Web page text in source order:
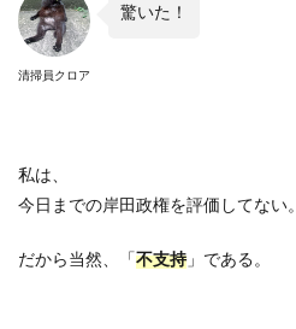
清掃員クロア
驚いた！
私は、
今日までの岸田政権を評価してない。
だから当然、「不支持」である。